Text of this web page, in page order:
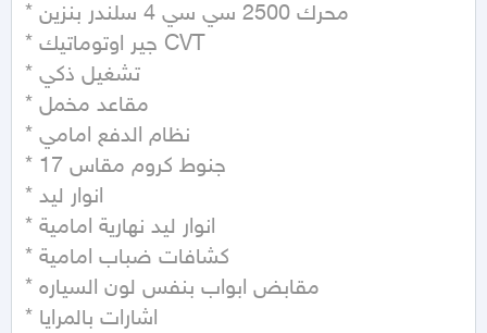
* محرك 2500 سي سي 4 سلندر بنزين
* جير اوتوماتيك CVT
* تشغيل ذكي
* مقاعد مخمل
* نظام الدفع امامي
* جنوط كروم مقاس 17
* انوار ليد
* انوار ليد نهارية امامية
* كشافات ضباب امامية
* مقابض ابواب بنفس لون السياره
* اشارات بالمرايا